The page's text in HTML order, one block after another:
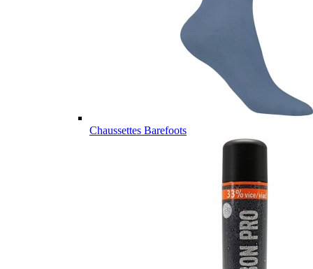
Chaussettes Barefoots